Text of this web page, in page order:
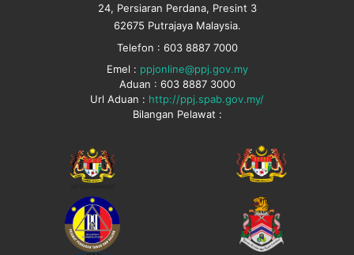
24, Persiaran Perdana, Presint 3
62675 Putrajaya Malaysia.
Telefon : 603 8887 7000
Emel : ppjonline@ppj.gov.my
Aduan : 603 8887 3000
Url Aduan : http://ppj.spab.gov.my/
Bilangan Pelawat :